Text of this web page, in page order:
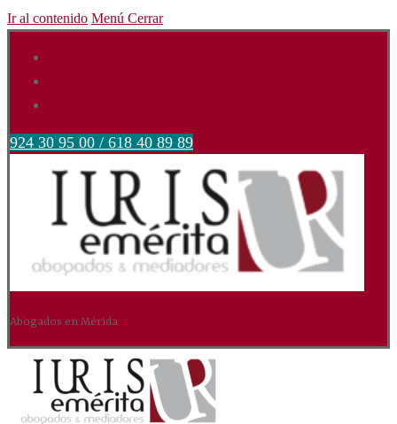
Ir al contenido Menú Cerrar
924 30 95 00 / 618 40 89 89
Abogados en Mérida